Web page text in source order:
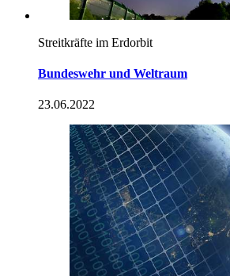
Streitkräfte im Erdorbit
Bundeswehr und Weltraum
23.06.2022